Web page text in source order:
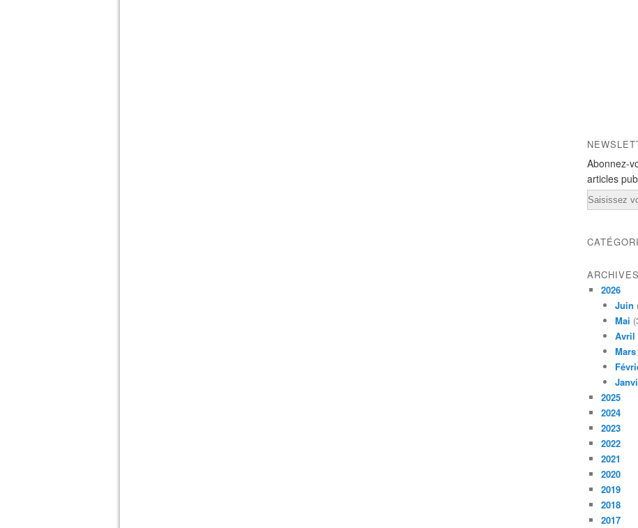
Abonnez-
articles
Email
ARCHIVES
2026
Juin
Mai
Avril
Mars
2025
2024
2023
2022
2021
2020
2019
2018
2017